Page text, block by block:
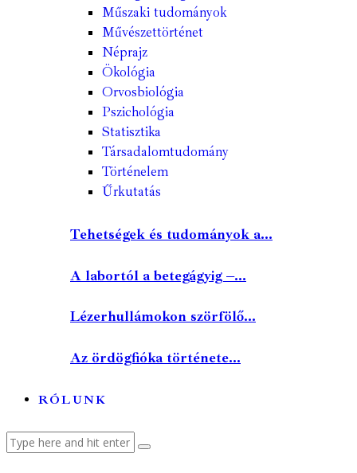
Műszaki tudományok
Művészettörténet
Néprajz
Ökológia
Orvosbiológia
Pszichológia
Statisztika
Társadalomtudomány
Történelem
Űrkutatás
Tehetségek és tudományok a...
A labortól a betegágyig –...
Lézerhullámokon szörfölő...
Az ördögfióka története...
RÓLUNK